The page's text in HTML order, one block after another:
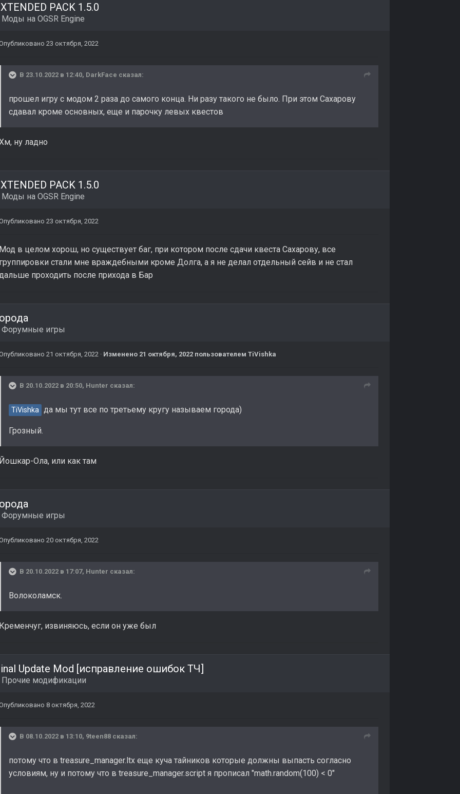
PACK 1.5.0
Моды на OGSR Engine
23 октября, 2022
В 23.10.2022 в 12:40, DarkFace сказал:
прошел игру с модом 2 раза до самого конца. Ни разу такого не было. При этом Сахарову
сдавал кроме основных, еще и парочку левых квестов
ну ладно
PACK 1.5.0
Моды на OGSR Engine
23 октября, 2022
в целом хорош, но существует баг, при котором после сдачи квеста Сахарову, все
стали мне враждебными кроме Долга, а я не делал отдельный сейв и не стал
проходить после прихода в Бар
Форумные игры
21 октября, 2022 · Изменено 21 октября, 2022 пользователем TiVishka
В 20.10.2022 в 20:50, Hunter сказал:
TiVishka да мы тут все по третьему кругу называем города)
Грозный.
Ола, или как там
Форумные игры
20 октября, 2022
В 20.10.2022 в 17:07, Hunter сказал:
Волоколамск.
извиняюсь, если он уже был
Update Mod [исправление ошибок ТЧ]
Прочие модификации
8 октября, 2022
В 08.10.2022 в 13:10, 9teen88 сказал:
потому что в treasure_manager.ltx еще куча тайников которые должны выпасть согласно
условиям, ну и потому что в treasure_manager.script я прописал "math.random(100) < 0"